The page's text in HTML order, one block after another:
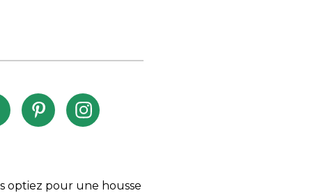
optiez pour une housse